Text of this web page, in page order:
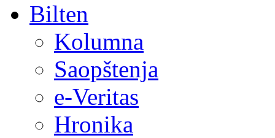
Bilten
Kolumna
Saopštenja
e-Veritas
Hronika